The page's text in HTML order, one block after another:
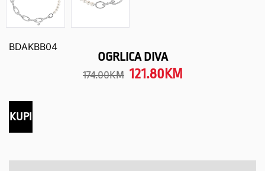
BDAKBB04
OGRLICA DIVA
174.00KM 121.80 KM
KUPI